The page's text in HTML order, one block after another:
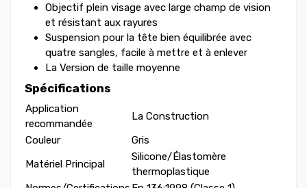
Objectif plein visage avec large champ de vision
et résistant aux rayures
Suspension pour la tête bien équilibrée avec
quatre sangles, facile à mettre et à enlever
La Version de taille moyenne
Spécifications
Application
recommandée
La Construction
Couleur
Gris
Matériel Principal
Silicone/Élastomère
thermoplastique